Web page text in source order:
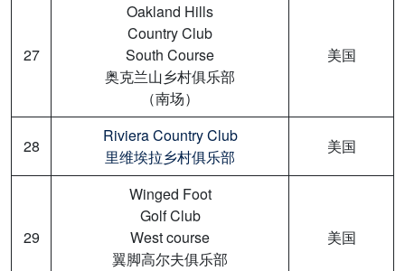
27
Oakland Hills
Country Club
South Course
奥克兰山乡村俱乐部
（南场）
美国
28
Riviera Country Club
里维埃拉乡村俱乐部
美国
29
Winged Foot
Golf Club
West course
翼脚高尔夫俱乐部
美国